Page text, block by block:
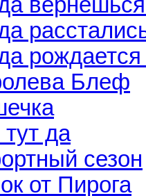
Блеф
тут да
сезон
от Пирога